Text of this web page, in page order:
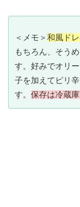
＜メモ＞ 和風ド
もちろん、そう
す。好みでオリ
子を加えてピリ
す。 保存は冷蔵